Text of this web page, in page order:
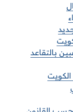
بالتقاعد